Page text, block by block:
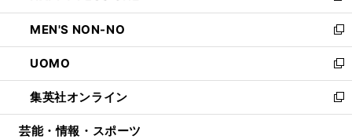
開
く
ウ
で
開
く
ン
ド
ウ
で
開
く
ウ
ィ
ン
ド
ウ
で
開
し
い
ウ
ィ
ン
ド
ウ
MEN'S NON-NO
新
し
い
ウ
ィ
ン
UOMO
新
し
い
ウ
集英社オンライン
新
し
芸能・情報・スポーツ